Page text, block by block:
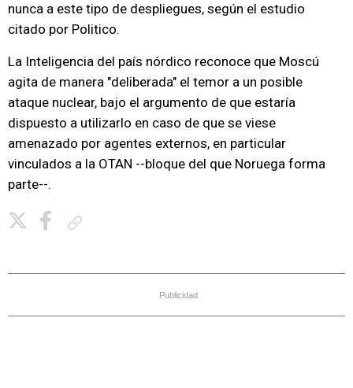
nunca a este tipo de despliegues, según el estudio
citado por Politico.
La Inteligencia del país nórdico reconoce que Moscú
agita de manera "deliberada" el temor a un posible
ataque nuclear, bajo el argumento de que estaría
dispuesto a utilizarlo en caso de que se viese
amenazado por agentes externos, en particular
vinculados a la OTAN --bloque del que Noruega forma
parte--.
Publicidad